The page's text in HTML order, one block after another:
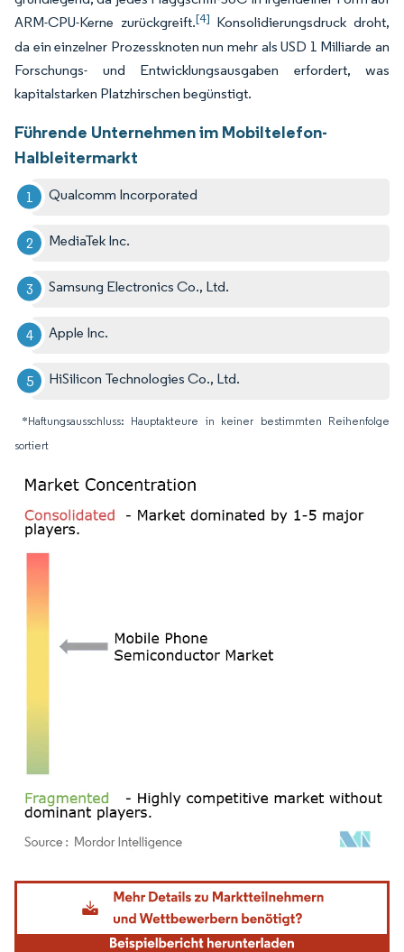
ARM-CPU-Kerne zurückgreift.[4] Konsolidierungsdruck droht,
da ein einzelner Prozessknoten nun mehr als USD 1 Milliarde an
Forschungs- und Entwicklungsausgaben erfordert, was
kapitalstarken Platzhirschen begünstigt.
Führende Unternehmen im Mobiltelefon-
Halbleitermarkt
Qualcomm Incorporated
MediaTek Inc.
Samsung Electronics Co., Ltd.
Apple Inc.
HiSilicon Technologies Co., Ltd.
*Haftungsausschluss: Hauptakteure in keiner bestimmten Reihenfolge
sortiert
Bild © Mordor Intelligence. Wiederverwendung erfordert Namensnennung gemäß